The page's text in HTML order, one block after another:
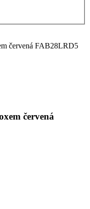
červená FAB28LRD5
červená